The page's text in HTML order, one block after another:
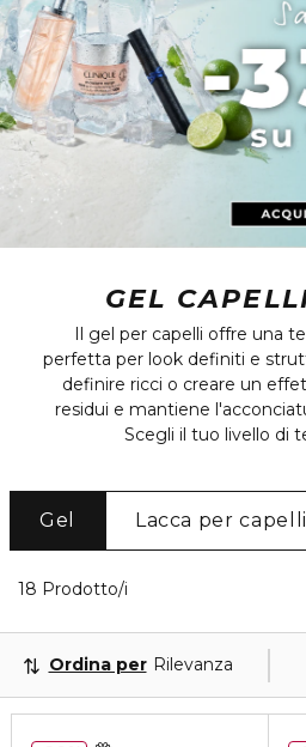
GEL
Il gel per capelli offre una
perfetta per look definiti e
definire ricci o creare un
residui e mantiene
Scegli il tuo livello di
Gel Lacca per capelli
18 Prodotto/i
Ordina per Rilevanza